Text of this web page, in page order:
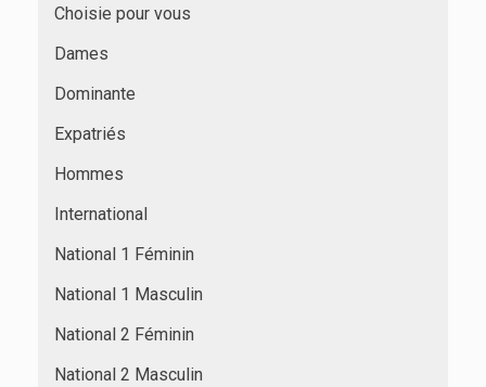
Choisie pour vous
Dames
Dominante
Expatriés
Hommes
International
National 1 Féminin
National 1 Masculin
National 2 Féminin
National 2 Masculin